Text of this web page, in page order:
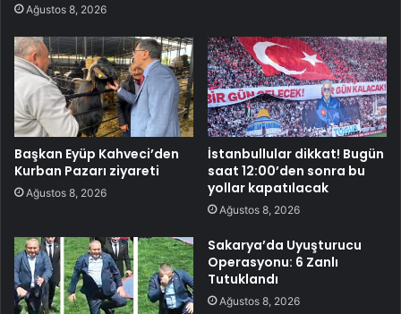
Ağustos 8, 2026
Başkan Eyüp Kahveci’den
Kurban Pazarı ziyareti
Ağustos 8, 2026
İstanbullular dikkat! Bugün
saat 12:00’den sonra bu
yollar kapatılacak
Ağustos 8, 2026
Sakarya’da Uyuşturucu
Operasyonu: 6 Zanlı
Tutuklandı
Ağustos 8, 2026